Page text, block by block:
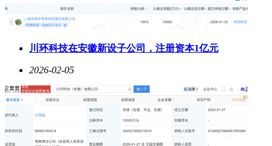
川环科技在安徽新设子公司，注册资本1亿元
2026-02-05